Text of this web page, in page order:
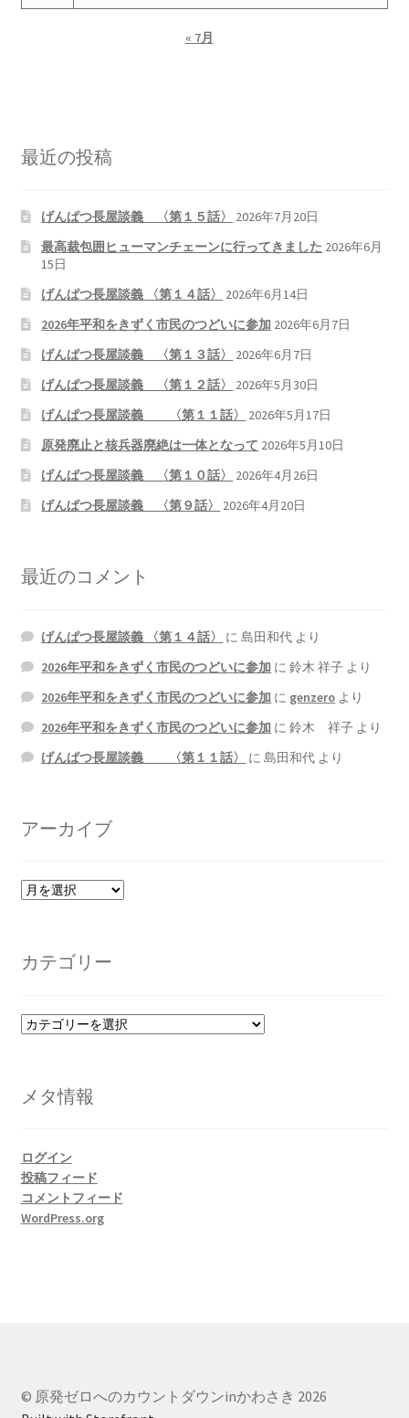
き集会開催
ギャラリー_2026.3.15
原発ゼロと未来
原発動向
原発 日誌
2022.8.1 福島第一原発 汚染配管撤去 失敗続きで計画
2022.8.9 福島第一原発 汚染水海洋放出トンネル工事
着工
超 老朽対策容認
り
りからわずか5日で、多数決決定
2022.12.29 原発事故と甲状腺がん
2023.2.7 いまこそ私は原発に反対します
2026.5.3 原発を止めた町
« 7月
最近の投稿
げんぱつ長屋談義 〈第１５話〉
2026年7月20日
最高裁包囲ヒューマンチェーンに行ってきました 2026年6月
15日
げんぱつ長屋談義 〈第１４話〉
2026年6月14日
2026年平和をきずく市民のつどいに参加 2026年6月7日
げんぱつ長屋談義 〈第１３話〉
2026年6月7日
げんぱつ長屋談義 〈第１２話〉
2026年5月30日
げんぱつ長屋談義 〈第１１話〉
2026年5月17日
原発廃止と核兵器廃絶は一体となって 2026年5月10日
げんぱつ長屋談義 〈第１０話〉
2026年4月26日
げんぱつ長屋談義 〈第９話〉
2026年4月20日
最近のコメント
げんぱつ長屋談義 〈第１４話〉 に島田和代 より
2026年平和をきずく市民のつどいに参加 に鈴木 祥子 より
2026年平和をきずく市民のつどいに参加 に genzero より
2026年平和をきずく市民のつどいに参加 に鈴木 祥子 より
げんぱつ長屋談義 〈第１１話〉
に島田和代 より
アーカイブ
ア
ブ
カテゴリー
カ
ー
メタ情報
ログイン
投稿フィード
コメントフィード
WordPress.org
© 原発ゼロへのカウントダウンinかわさき 2026